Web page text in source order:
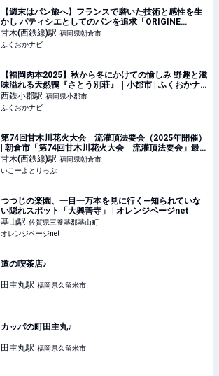
【週末はパン旅へ】フランスで磨いた技術と感性を生
かし パティシエとしてのパンを追求「ORIGINE
MONTMARTRE」 | ふくおかナビ
甘木(西鉄線)駅 福岡県朝倉市
ふくおかナビ
【福岡肉本2025】秋から冬にかけての愉しみ 野趣と滋
味溢れる天然鴨『さとう別荘』｜小郡市 | ふくおかナ
ビ
西鉄小郡駅 福岡県小郡市
ふくおかナビ
第74回甘木川花火大会 流灌頂法要会（2025年開催）
| 朝倉市「第74回甘木川花火大会 流灌頂法要会」最新
情報＆見どころ | 福岡県朝倉市 | いこーよとりっぷ
甘木(西鉄線)駅 福岡県朝倉市
いこーよとりっぷ
つつじの楽園、一目一万本を見に行く—知られていな
い隠れスポット「大興善寺」 | オレンジページnet
基山駅 佐賀県三養基郡基山町
オレンジページnet
道の喫茶店♪
田主丸駅 福岡県久留米市
カッパの町田主丸♪
田主丸駅 福岡県久留米市